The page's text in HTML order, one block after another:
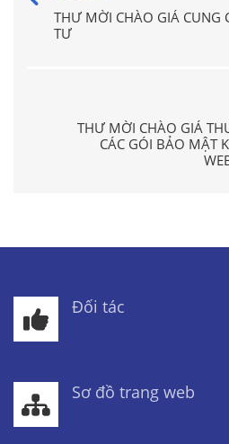
THƯ MỜI CHÀO GIÁ CUNG
TƯ
THƯ MỜI CHÀO GIÁ
CÁC GÓI BẢO MẬT
Đối tác
Sơ đồ trang web